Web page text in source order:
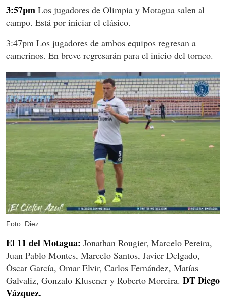
3:57pm Los jugadores de Olimpia y Motagua salen al
campo. Está por iniciar el clásico.
3:47pm Los jugadores de ambos equipos regresan a
camerinos. En breve regresarán para el inicio del torneo.
Foto: Diez
El 11 del Motagua: Jonathan Rougier, Marcelo Pereira,
Juan Pablo Montes, Marcelo Santos, Javier Delgado,
Óscar García, Omar Elvir, Carlos Fernández, Matías
Galvaliz, Gonzalo Klusener y Roberto Moreira. DT Diego
Vázquez.